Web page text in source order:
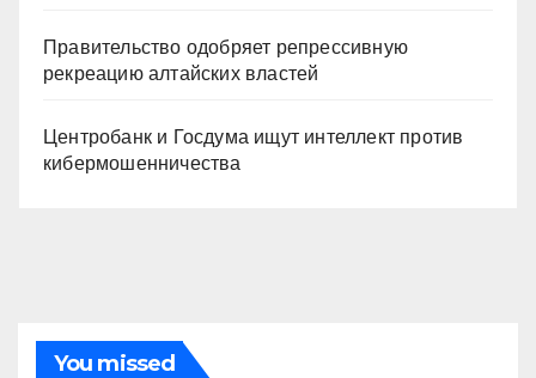
Правительство одобряет репрессивную
рекреацию алтайских властей
Центробанк и Госдума ищут интеллект против
кибермошенничества
You missed